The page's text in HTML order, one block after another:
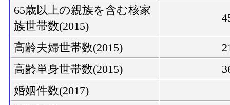
65歳以上の親族を含む核家
族世帯数(2015)
高齢夫婦世帯数(2015)
高齢単身世帯数(2015)
婚姻件数(2017)